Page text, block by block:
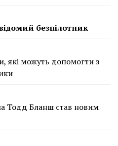
безпілотник
які можуть допомогти з
Тодд Бланш став новим